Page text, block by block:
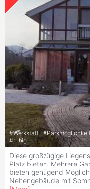
#Werkstatt #
#ruhig
Diese großzügige
Platz bieten. Mehrere
bieten genügend
Nebengebäude mit